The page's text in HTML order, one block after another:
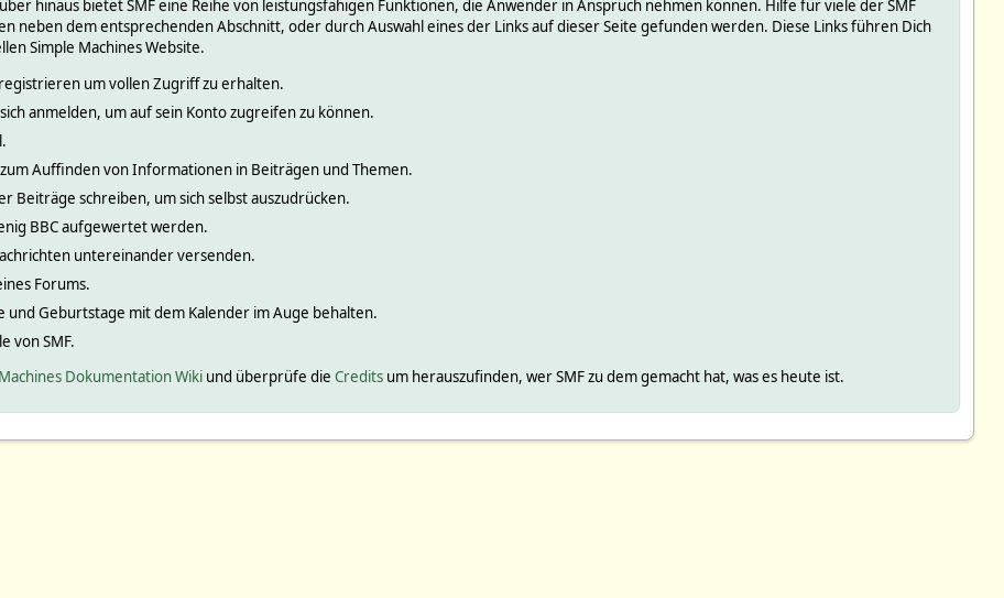
hinaus bietet SMF eine Reihe von leistungsfähigen Funktionen, die Anwender in Anspruch nehmen können. Hilfe für viele der SMF
neben dem entsprechenden Abschnitt, oder durch Auswahl eines der Links auf dieser Seite gefunden werden. Diese Links führen Dich
Simple Machines Website.
um vollen Zugriff zu erhalten.
anmelden, um auf sein Konto zugreifen zu können.
Auffinden von Informationen in Beiträgen und Themen.
Beiträge schreiben, um sich selbst auszudrücken.
BBC aufgewertet werden.
untereinander versenden.
Forums.
Geburtstage mit dem Kalender im Auge behalten.
von SMF.
Dokumentation Wikiund überprüfe die Creditsum herauszufinden, wer SMF zu dem gemacht hat, was es heute ist.